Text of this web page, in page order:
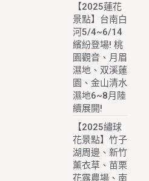
【2025蓮花
景點】台南白
河5/4~6/14
繽紛登場! 桃
園觀音、月眉
濕地、双溪蓮
園、金山清水
濕地6~8月陸
續展開!
【2025繡球
花景點】竹子
湖周邊、新竹
薰衣草、苗栗
花露農場、南